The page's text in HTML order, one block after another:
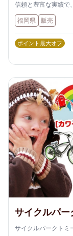
信頼と豊富な実績で
福岡県 販売
ポイント最大オフ
サイクルパー
サイクルパークト